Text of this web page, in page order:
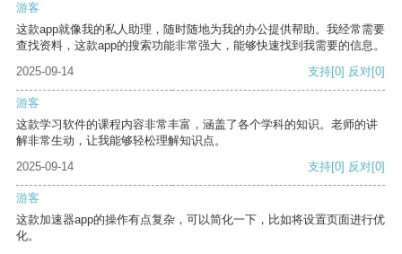
游客
这款app就像我的私人助理，随时随地为我的办公提供帮助。我经常需要
查找资料，这款app的搜索功能非常强大，能够快速找到我需要的信息。
2025-09-14
支持[0] 反对[0]
游客
这款学习软件的课程内容非常丰富，涵盖了各个学科的知识。老师的讲
解非常生动，让我能够轻松理解知识点。
2025-09-14
支持[0] 反对[0]
游客
这款加速器app的操作有点复杂，可以简化一下，比如将设置页面进行优
化。